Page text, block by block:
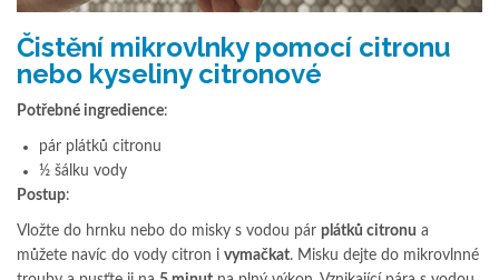
Čistění mikrovlnky pomocí citronu
nebo kyseliny citronové
Potřebné ingredience:
pár plátků citronu
½ šálku vody
Postup:
Vložte do hrnku nebo do misky s vodou pár plátků citronu a
můžete navíc do vody citron i vymačkat. Misku dejte do mikrovlnné